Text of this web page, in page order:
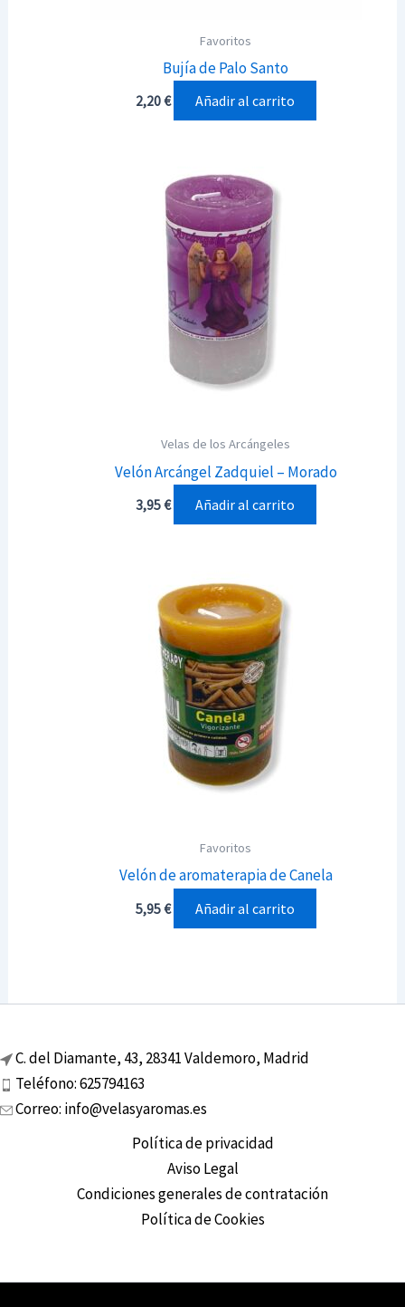
Favoritos
Bujía de Palo Santo
2,20€ Añadir al carrito
Velas de los Arcángeles
Velón Arcángel Zadquiel – Morado
3,95€ Añadir al carrito
Favoritos
Velón de aromaterapia de Canela
5,95€ Añadir al carrito
C. del Diamante, 43, 28341 Valdemoro, Madrid
Teléfono: 625794163
Correo: info@velasyaromas.es
Política de privacidad
Aviso Legal
Condiciones generales de contratación
Política de Cookies